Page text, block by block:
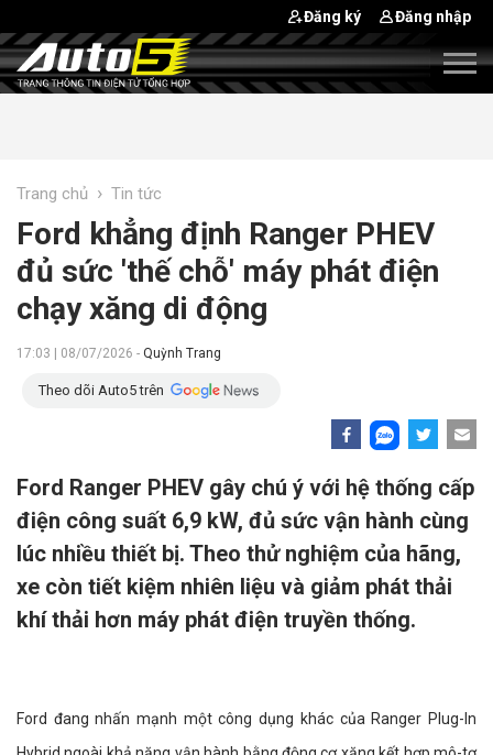
Đăng ký Đăng nhập
Trang chủ › Tin tức
Ford khẳng định Ranger PHEV
đủ sức 'thế chỗ' máy phát điện
chạy xăng di động
17:03 | 08/07/2026 - Quỳnh Trang
Theo dõi Auto5 trên
Ford Ranger PHEV gây chú ý với hệ thống cấp
điện công suất 6,9 kW, đủ sức vận hành cùng
lúc nhiều thiết bị. Theo thử nghiệm của hãng,
xe còn tiết kiệm nhiên liệu và giảm phát thải
khí thải hơn máy phát điện truyền thống.
Ford đang nhấn mạnh một công dụng khác của Ranger Plug-In